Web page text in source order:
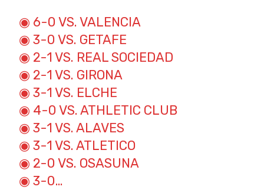
◉ 6-0 VS. VALENCIA
◉ 3-0 VS. GETAFE
◉ 2-1 VS. REAL SOCIEDAD
◉ 2-1 VS. GIRONA
◉ 3-1 VS. ELCHE
◉ 4-0 VS. ATHLETIC CLUB
◉ 3-1 VS. ALAVES
◉ 3-1 VS. ATLETICO
◉ 2-0 VS. OSASUNA
◉ 3-0…